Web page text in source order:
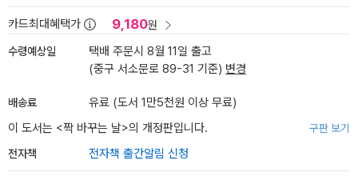
카드최대혜택가 9,180원
수령예상일
택배 주문시 8월 11일 출고
(중구 서소문로 89-31 기준) 변경
배송료
유료 (도서 1만5천원 이상 무료)
이 도서는 <짝 바꾸는 날>의 개정판입니다. 구판 보기
전자책 전자책 출간알림 신청